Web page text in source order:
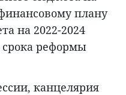
плану
на 2022-2024
срока реформы
канцелярия